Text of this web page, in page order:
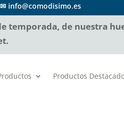
✉ info@comodisimo.es
temporada, de nuestra
Productos